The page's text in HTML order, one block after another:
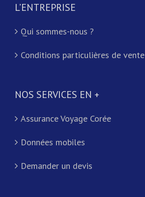
L’ENTREPRISE
Qui sommes-nous ?
Conditions particulières de vente
NOS SERVICES EN +
Assurance Voyage Corée
Données mobiles
Demander un devis